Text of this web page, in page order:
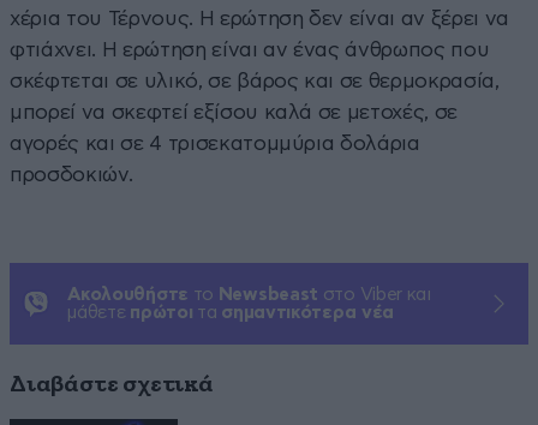
χέρια του Τέρνους. Η ερώτηση δεν είναι αν ξέρει να
φτιάχνει. Η ερώτηση είναι αν ένας άνθρωπος που
σκέφτεται σε υλικό, σε βάρος και σε θερμοκρασία,
μπορεί να σκεφτεί εξίσου καλά σε μετοχές, σε
αγορές και σε 4 τρισεκατομμύρια δολάρια
προσδοκιών.
Ακολουθήστε το Newsbeast στο Viber και
μάθετε πρώτοι τα σημαντικότερα νέα
Διαβάστε σχετικά